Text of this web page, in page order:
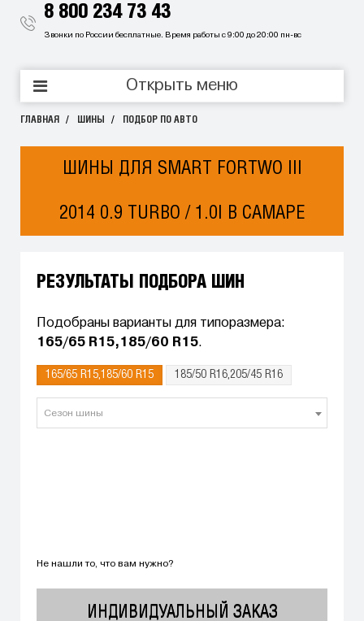
8 800 234 73 43
Звонки по России бесплатные. Время работы с 9:00 до 20:00 пн-вс
Открыть меню
ГЛАВНАЯ ШИНЫ ПОДБОР ПО АВТО
ШИНЫ ДЛЯ SMART FORTWO III
2014 0.9 TURBO / 1.0I В САМАРЕ
РЕЗУЛЬТАТЫ ПОДБОРА ШИН
Подобраны варианты для типоразмера:
165/65 R15,185/60 R15.
165/65 R15,185/60 R15 185/50 R16,205/45 R16
Сезон шины
Не нашли то, что вам нужно?
ИНДИВИДУАЛЬНЫЙ ЗАКАЗ